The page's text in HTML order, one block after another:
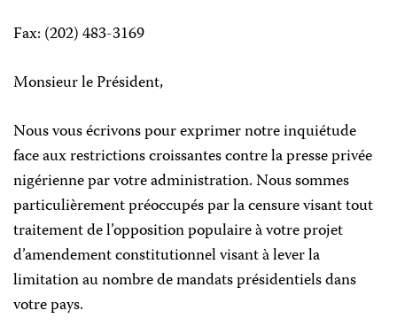
Fax: (202) 483-3169
Monsieur le Président,
Nous vous écrivons pour exprimer notre inquiétude
face aux restrictions croissantes contre la presse privée
nigérienne par votre administration. Nous sommes
particulièrement préoccupés par la censure visant tout
traitement de l’opposition populaire à votre projet
d’amendement constitutionnel visant à lever la
limitation au nombre de mandats présidentiels dans
votre pays.